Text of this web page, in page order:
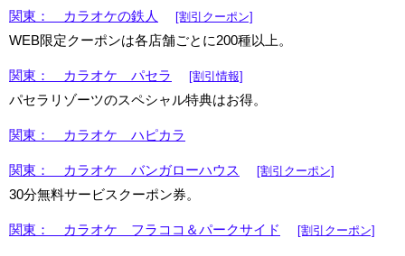
関東： カラオケの鉄人 [割引クーポン]
WEB限定クーポンは各店舗ごとに200種以上。
関東： カラオケ パセラ [割引情報]
パセラリゾーツのスペシャル特典はお得。
関東： カラオケ ハピカラ
関東： カラオケ バンガローハウス [割引クーポン]
30分無料サービスクーポン券。
関東： カラオケ フラココ＆パークサイド [割引クーポン]